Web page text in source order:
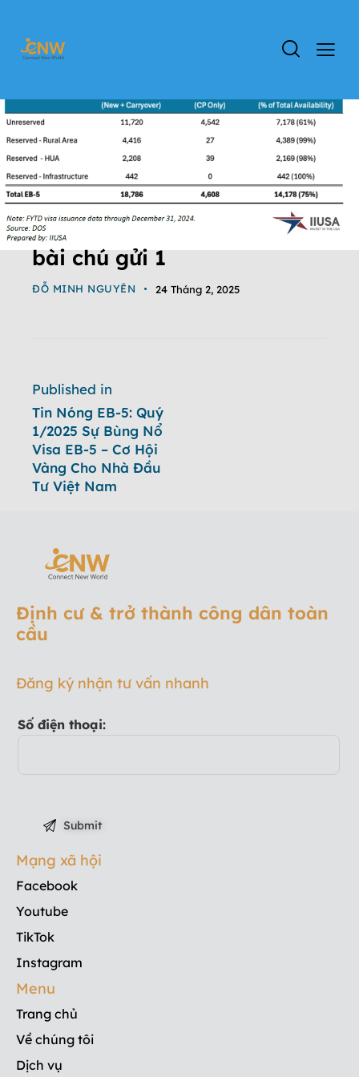
bài chú gửi 1
ĐỖ MINH NGUYÊN 24 Tháng 2, 2025
Published in
Tin Nóng EB-5: Quý
1/2025 Sự Bùng Nổ
Visa EB-5 – Cơ Hội
Vàng Cho Nhà Đầu
Tư Việt Nam
Định cư & trở thành công dân toàn
cầu
Đăng ký nhận tư vấn nhanh
Số điện thoại:
Mạng xã hội
Facebook
Youtube
TikTok
Instagram
Menu
Trang chủ
Về chúng tôi
Dịch vụ